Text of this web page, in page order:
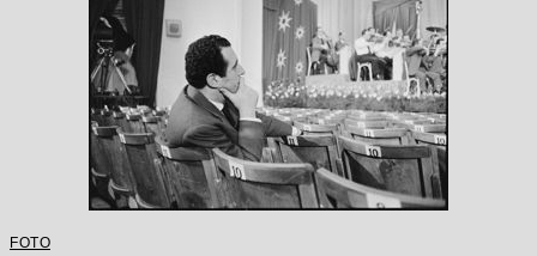
FOTO